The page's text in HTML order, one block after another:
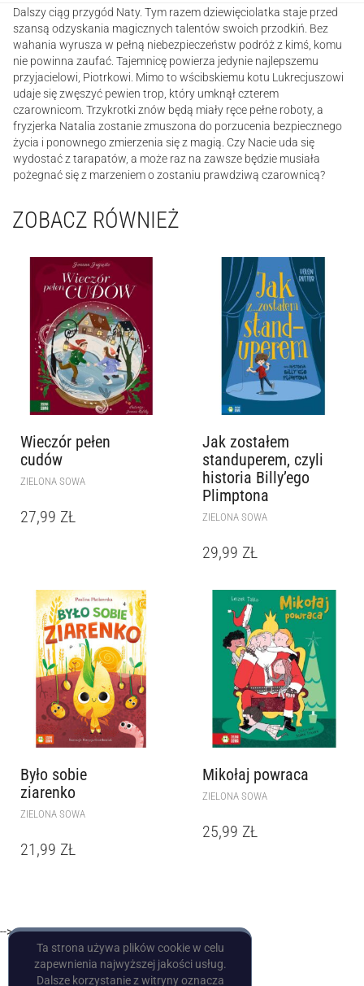
Dalszy ciąg przygód Naty. Tym razem dziewięciolatka staje przed
szansą odzyskania magicznych talentów swoich przodkiń. Bez
wahania wyrusza w pełną niebezpieczeństw podróż z kimś, komu
nie powinna zaufać. Tajemnicę powierza jedynie najlepszemu
przyjacielowi, Piotrkowi. Mimo to wścibskiemu kotu Lukrecjuszowi
udaje się zwęszyć pewien trop, który umknął czterem
czarownicom. Trzykrotki znów będą miały ręce pełne roboty, a
fryzjerka Natalia zostanie zmuszona do porzucenia bezpiecznego
życia i ponownego zmierzenia się z magią. Czy Nacie uda się
wydostać z tarapatów, a może raz na zawsze będzie musiała
pożegnać się z marzeniem o zostaniu prawdziwą czarownicą?
ZOBACZ RÓWNIEŻ
Wieczór pełen
cudów
ZIELONA SOWA
27,99 ZŁ
Jak zostałem
standuperem, czyli
historia Billy’ego
Plimptona
ZIELONA SOWA
29,99 ZŁ
Było sobie
ziarenko
ZIELONA SOWA
21,99 ZŁ
Mikołaj powraca
ZIELONA SOWA
25,99 ZŁ
-->
Ta strona używa plików cookie w celu
zapewnienia najwyższej jakości usług.
Dalsze korzystanie z witryny oznacza